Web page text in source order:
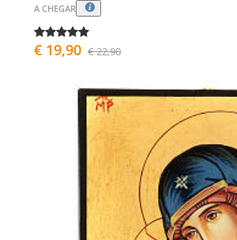
A CHEGAR
€ 19,90 € 22,90